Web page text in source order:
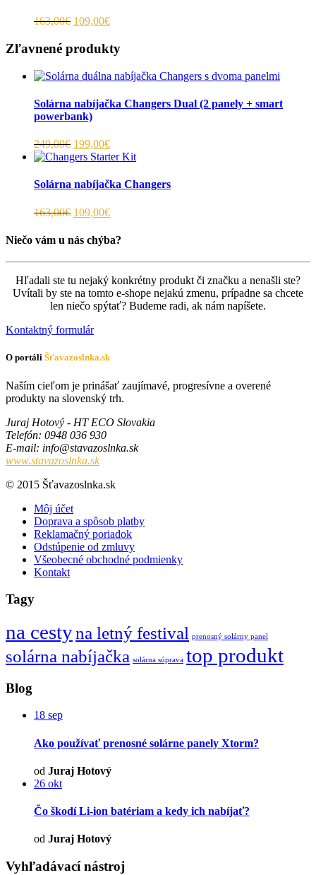
163,00€ 109,00€
Zľavnené produkty
Solárna nabíjačka Changers Dual (2 panely + smart
powerbank)
249,00€ 199,00€
Solárna nabíjačka Changers
163,00€ 109,00€
Niečo vám u nás chýba?
Hľadali ste tu nejaký konkrétny produkt či značku a nenašli ste?
Uvítali by ste na tomto e-shope nejakú zmenu, prípadne sa chcete
len niečo spýtať? Budeme radi, ak nám napíšete.
Kontaktný formulár
O portáli Šťavazoslnka.sk
Naším cieľom je prinášať zaujímavé, progresívne a overené
produkty na slovenský trh.
Juraj Hotový - HT ECO Slovakia
Telefón: 0948 036 930
E-mail: ks.aknlsozavats@ofni
www.stavazoslnka.sk
© 2015 Šťavazoslnka.sk
Môj účet
Doprava a spôsob platby
Reklamačný poriadok
Odstúpenie od zmluvy
Všeobecné obchodné podmienky
Kontakt
Tagy
na cestyna letný festival prenosný solárny panel
solárna nabíjačka solárna súprava top produkt
Blog
18 sep
Ako používať prenosné solárne panely Xtorm?
od Juraj Hotový
26 okt
Čo škodí Li-ion batériam a kedy ich nabíjať?
od Juraj Hotový
Vyhľadávací nástroj